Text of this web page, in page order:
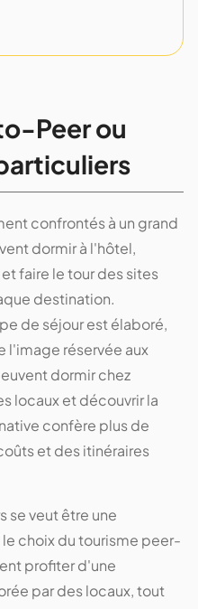
Peer ou
confrontés à un grand
dormir à l'hôtel,
faire le tour des sites
destination.
de séjour est élaboré,
l'image réservée aux
dormir chez
locaux et découvrir la
confère plus de
et des itinéraires
se veut être une
choix du tourisme peer-
profiter d'une
par des locaux, tout